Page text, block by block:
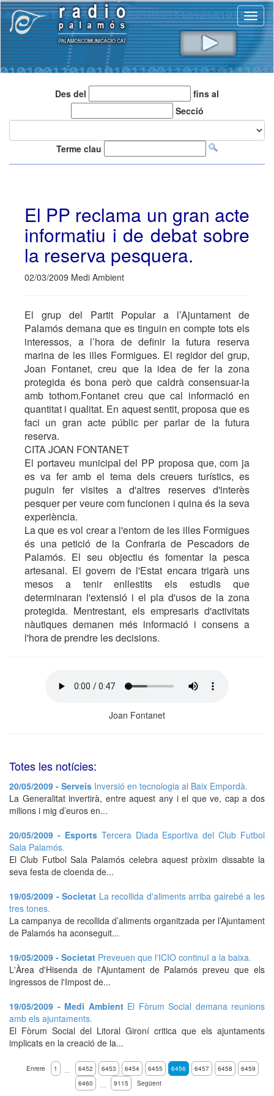
Des del
fins al
Secció
Terme clau
El PP reclama un gran acte
informatiu i de debat sobre
la reserva pesquera.
02/03/2009 Medi Ambient
El grup del Partit Popular a l’Ajuntament de
Palamós demana que es tinguin en compte tots els
interessos, a l’hora de definir la futura reserva
marina de les illes Formigues. El regidor del grup,
Joan Fontanet, creu que la idea de fer la zona
protegida és bona però que caldrà consensuar-la
amb tothom.Fontanet creu que cal informació en
quantitat i qualitat. En aquest sentit, proposa que es
faci un gran acte públic per parlar de la futura
reserva.
CITA JOAN FONTANET
El portaveu municipal del PP proposa que, com ja
es va fer amb el tema dels creuers turístics, es
puguin fer visites a d'altres reserves d'interès
pesquer per veure com funcionen i quina és la seva
experiència.
La que es vol crear a l'entorn de les illes Formigues
és una petició de la Confraria de Pescadors de
Palamós. El seu objectiu és fomentar la pesca
artesanal. El govern de l'Estat encara trigarà uns
mesos a tenir enllestits els estudis que
determinaran l'extensió i el pla d'usos de la zona
protegida. Mentrestant, els empresaris d'activitats
nàutiques demanen més informació i consens a
l'hora de prendre les decisions.
Joan Fontanet
Totes les notícies:
20/05/2009 - Serveis Inversió en tecnologia al Baix Empordà.
La Generalitat invertirà, entre aquest any i el que ve, cap a dos
milions i mig d’euros en...
20/05/2009 - Esports Tercera Diada Esportiva del Club Futbol
Sala Palamós.
El Club Futbol Sala Palamós celebra aquest pròxim dissabte la
seva festa de cloenda de...
19/05/2009 - Societat La recollida d'aliments arriba gairebé a les
tres tones.
La campanya de recollida d’aliments organitzada per l’Ajuntament
de Palamós ha aconseguit...
19/05/2009 - Societat Preveuen que l'ICIO continuï a la baixa.
L'Àrea d'Hisenda de l'Ajuntament de Palamós preveu que els
ingressos de l'Impost de...
19/05/2009 - Medi Ambient El Fòrum Social demana reunions
amb els ajuntaments.
El Fòrum Social del Litoral Gironí critica que els ajuntaments
implicats en la creació de la...
Enrere 1 … 6452 6453 6454 6455 6456 6457 6458
6459
6460
… 9115 Següent